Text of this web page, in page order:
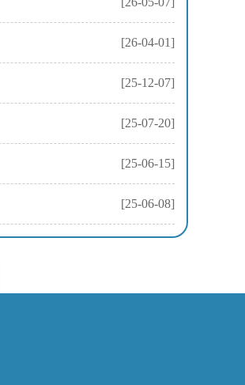
[26-04-01]
[25-12-07]
[25-07-20]
[25-06-15]
[25-06-08]